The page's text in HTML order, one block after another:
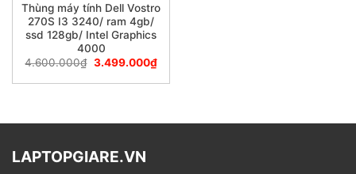
Thùng máy tính Dell Vostro
270S I3 3240/ ram 4gb/
ssd 128gb/ Intel Graphics
4000
4.600.000₫ 3.499.000₫
LAPTOPGIARE.VN